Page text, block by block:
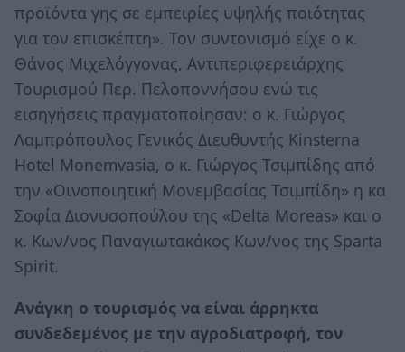
προϊόντα γης σε εμπειρίες υψηλής ποιότητας
για τον επισκέπτη». Τον συντονισμό είχε ο κ.
Θάνος Μιχελόγγονας, Αντιπεριφερειάρχης
Τουρισμού Περ. Πελοποννήσου ενώ τις
εισηγήσεις πραγματοποίησαν: ο κ. Γιώργος
Λαμπρόπουλος Γενικός Διευθυντής Kinsterna
Hotel Monemvasia, ο κ. Γιώργος Τσιμπίδης από
την «Οινοποιητική Μονεμβασίας Τσιμπίδη» η κα
Σοφία Διονυσοπούλου της «Delta Moreas» και ο
κ. Κων/νος Παναγιωτακάκος Κων/νος της Sparta
Spirit.
Ανάγκη ο τουρισμός να είναι άρρηκτα
συνδεδεμένος με την αγροδιατροφή, τον